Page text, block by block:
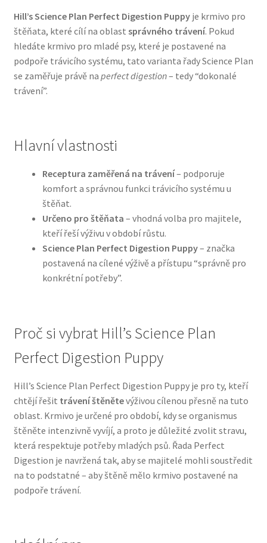
Bozita pro psy — Švédské krmivo s nordickou kvalitou
Brit pro psy
Granule pro psy
přírodními složkami
Happy Dog — Německá kvalita a přirozené složení
Hill’s pro psy
Hračky pro psy
Konzervy a kapsičky pro psy
Oblečky pro psy
Pamlsky pro psy
Pelíšky pro psy
Ortopedické pelíšky
Přepravky pro psy
Purizon pro psy — Vysoký obsah masa, bez obilovin
Hill’s Science Plan Perfect Digestion Puppyje krmivo pro
štěňata, které cílí na oblast správného trávení. Pokud
hledáte krmivo pro mladé psy, které je postavené na
podpoře trávicího systému, tato varianta řady Science Plan
se zaměřuje právě na perfect digestion– tedy “dokonalé
trávení”.
Hlavní vlastnosti
Receptura zaměřená na trávení– podporuje
komfort a správnou funkci trávicího systému u
štěňat.
Určeno pro štěňata – vhodná volba pro majitele,
kteří řeší výživu v období růstu.
Science Plan Perfect Digestion Puppy– značka
postavená na cílené výživě a přístupu “správně pro
konkrétní potřeby”.
Proč si vybrat Hill’s Science Plan
Perfect Digestion Puppy
Hill’s Science Plan Perfect Digestion Puppy je pro ty, kteří
chtějí řešit trávení štěnětevýživou cílenou přesně na tuto
oblast. Krmivo je určené pro období, kdy se organismus
štěněte intenzivně vyvíjí, a proto je důležité zvolit stravu,
která respektuje potřeby mladých psů. Řada Perfect
Digestion je navržená tak, aby se majitelé mohli soustředit
na to podstatné – aby štěně mělo krmivo postavené na
podpoře trávení.